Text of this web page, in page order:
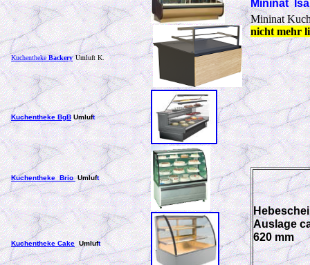
KuchenthekeBackery Umluft K.
Kuchentheke BgBUmluft
Kuchentheke Brio Umluft
Kuchentheke Cake Umluft
Mininat
Mininat
nicht mehr
Auslage
620 mm